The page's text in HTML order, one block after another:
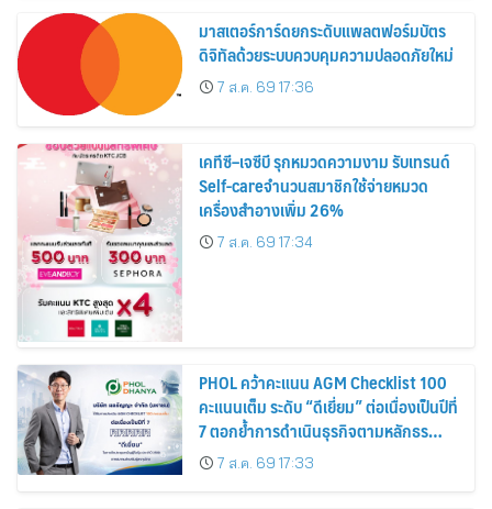
มาสเตอร์การ์ดยกระดับแพลตฟอร์มบัตร
ดิจิทัลด้วยระบบควบคุมความปลอดภัยใหม่
7 ส.ค. 69 17:36
เคทีซี–เจซีบี รุกหมวดความงาม รับเทรนด์
Self-careจำนวนสมาชิกใช้จ่ายหมวด
เครื่องสำอางเพิ่ม 26%
7 ส.ค. 69 17:34
PHOL คว้าคะแนน AGM Checklist 100
คะแนนเต็ม ระดับ “ดีเยี่ยม” ต่อเนื่องเป็นปีที่
7 ตอกย้ำการดำเนินธุรกิจตามหลักธร
รมาภิบาล โปร่งใส สร้างความเชื่อมั่นผู้ถือ
หุ้น
7 ส.ค. 69 17:33